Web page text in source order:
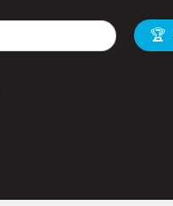
🏆
Mitsubishi
Chevrolet